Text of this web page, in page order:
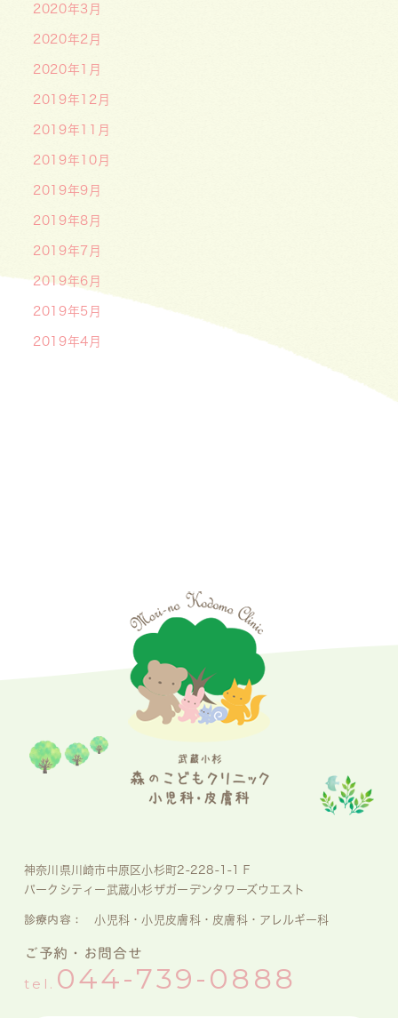
2020年3月
2020年2月
2020年1月
2019年12月
2019年11月
2019年10月
2019年9月
2019年8月
2019年7月
2019年6月
2019年5月
2019年4月
神奈川県川崎市中原区小杉町2-228-1-1Ｆ
パークシティー武蔵小杉ザガーデンタワーズウエスト
診療内容： 小児科・小児皮膚科・皮膚科・アレルギー科
ご予約・お問合せ
tel. 044-739-0888